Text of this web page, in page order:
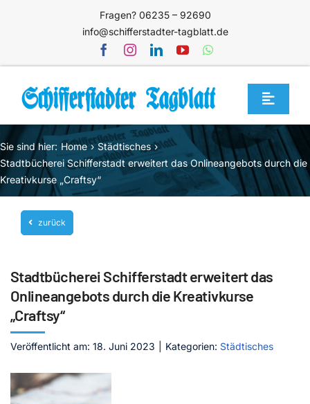
Fragen? 06235 – 92690
info@schifferstadter-tagblatt.de
Toggle
Home
Themen
Blog
Unternehmen
Mediathek
Jetzt abonnieren
Kontakt
Sie sind hier: Home
Städtisches
Stadtbücherei Schifferstadt erweitert das Onlineangebots durch die
Kreativkurse „Craftsy“
zurück
Stadtbücherei Schifferstadt erweitert das
Onlineangebots durch die Kreativkurse
„Craftsy“
Veröffentlicht am: 18. Juni 2023 Kategorien: Städtisches